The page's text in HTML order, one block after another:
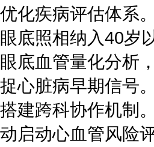
优化疾病评估体系
眼底照相纳入40岁
眼底血管量化分析
捉心脏病早期信号。
搭建跨科协作机制
动启动心血管风险